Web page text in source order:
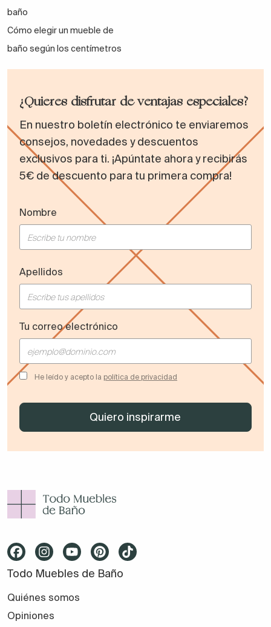
baño
Cómo elegir un mueble de
baño según los centímetros
¿Quieres disfrutar de ventajas especiales?
En nuestro boletín electrónico te enviaremos
consejos, novedades y descuentos
exclusivos para ti. ¡Apúntate ahora y recibirás
5€ de descuento para tu primera compra!
Nombre
Apellidos
Tu correo electrónico
He leído y acepto la política de privacidad
Todo Muebles de Baño
Quiénes somos
Opiniones